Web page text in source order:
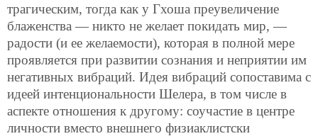
трагическим, тогда как у Гхоша преувеличение
блаженства — никто не желает покидать мир, —
радости (и ее желаемости), которая в полной мере
проявляется при развитии сознания и неприятии им
негативных вибраций. Идея вибраций сопоставима с
идеей интенциональности Шелера, в том числе в
аспекте отношения к другому: соучастие в центре
личности вместо внешнего физиаклистски